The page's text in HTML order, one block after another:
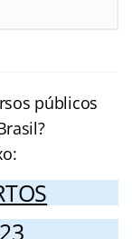
públicos